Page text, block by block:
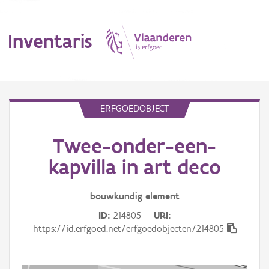
Inventaris
Aanduidingsobject
ERFGOEDOBJECT
Twee-onder-een-
kapvilla in art deco
bouwkundig element
ID 214805
URI
https://id.erfgoed.net/erfgoedobjecten/214805